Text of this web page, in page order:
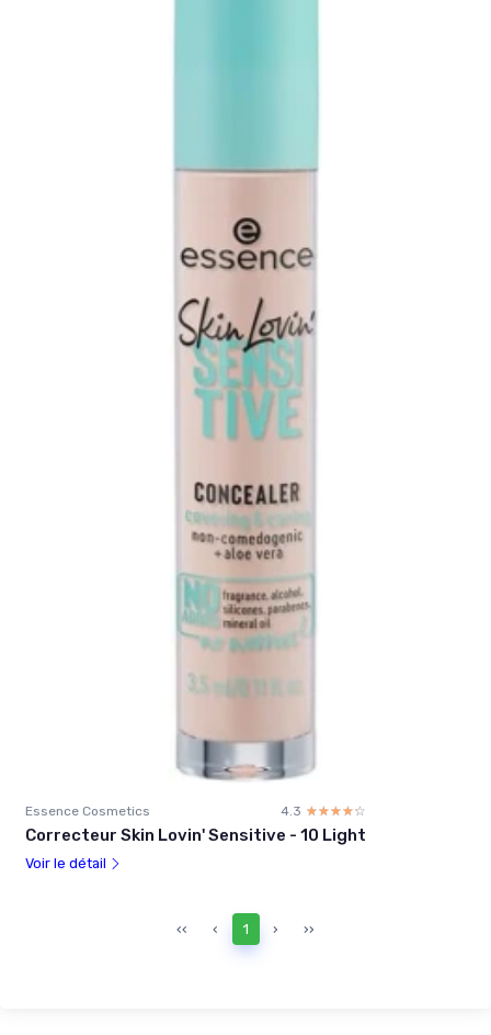
Essence Cosmetics 4.3 ☆☆☆☆☆
★★★★★
Correcteur Skin Lovin' Sensitive - 10 Light
Voir le détail
‹‹ ‹ 1 › ››